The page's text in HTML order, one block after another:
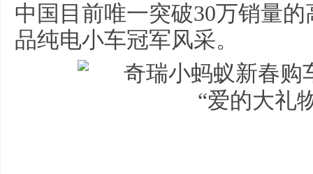
中国目前唯一突破30万销量
品纯电小车冠军风采。